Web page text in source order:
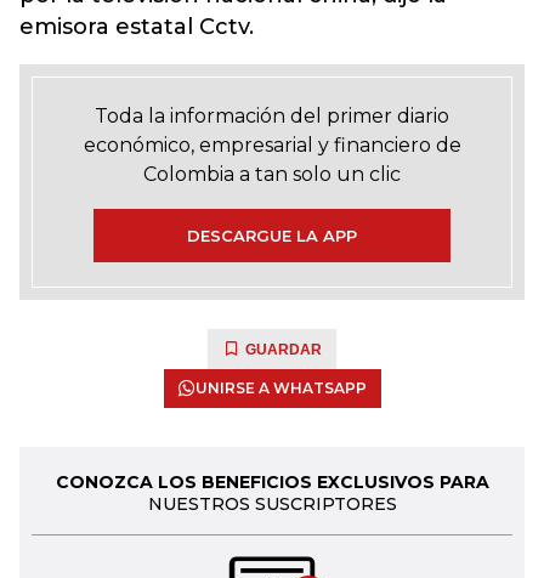
emisora estatal Cctv.
Toda la información del primer diario
económico, empresarial y financiero de
Colombia a tan solo un clic
DESCARGUE LA APP
GUARDAR
UNIRSE A WHATSAPP
CONOZCA LOS BENEFICIOS EXCLUSIVOS PARA
NUESTROS SUSCRIPTORES